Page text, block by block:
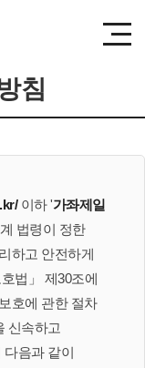
침
이하 '가좌제일
법령이 정한
하고 안전하게
법」 제30조에
호에 관한 절차
신속하고
다음과 같이